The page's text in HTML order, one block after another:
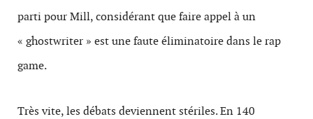
parti pour Mill, considérant que faire appel à un
« ghostwriter » est une faute éliminatoire dans le rap
game.
Très vite, les débats deviennent stériles. En 140